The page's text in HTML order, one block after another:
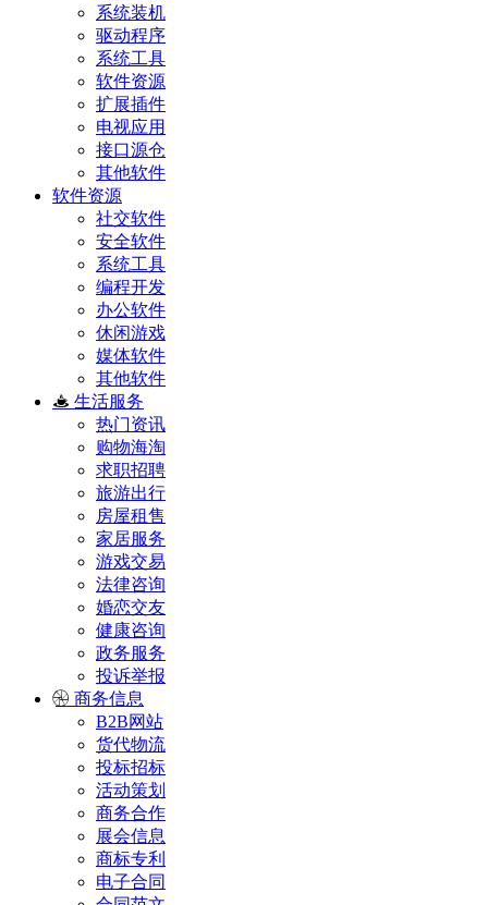
系统装机
驱动程序
系统工具
软件资源
扩展插件
电视应用
接口源仓
其他软件
软件资源
社交软件
安全软件
系统工具
编程开发
办公软件
休闲游戏
媒体软件
其他软件
生活服务
热门资讯
购物海淘
求职招聘
旅游出行
房屋租售
家居服务
游戏交易
法律咨询
婚恋交友
健康咨询
政务服务
投诉举报
商务信息
B2B网站
货代物流
投标招标
活动策划
商务合作
展会信息
商标专利
电子合同